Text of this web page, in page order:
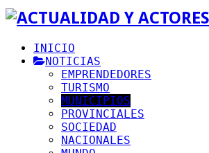
INICIO
NOTICIAS
EMPRENDEDORES
TURISMO
MUNICIPIOS
PROVINCIALES
SOCIEDAD
NACIONALES